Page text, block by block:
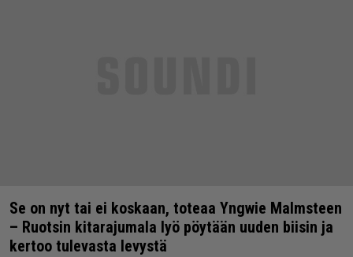
Se on nyt tai ei koskaan, toteaa Yngwie Malmsteen
– Ruotsin kitarajumala lyö pöytään uuden biisin ja
kertoo tulevasta levystä